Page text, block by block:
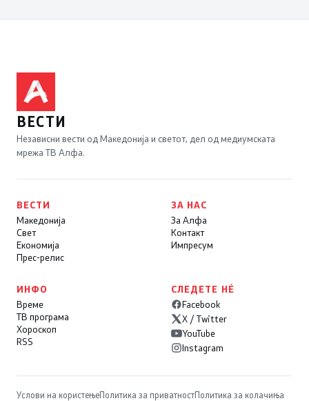
ВЕСТИ
Независни вести од Македонија и светот, дел од медиумската
мрежа ТВ Алфа.
ВЕСТИ
Македонија
Свет
Економија
Прес-релис
ЗА НАС
За Алфа
Контакт
Импресум
ИНФО
Време
ТВ програма
Хороскоп
RSS
СЛЕДЕТЕ НÉ
Facebook
X / Twitter
YouTube
Instagram
Услови на користењеПолитика за приватностПолитика за колачиња